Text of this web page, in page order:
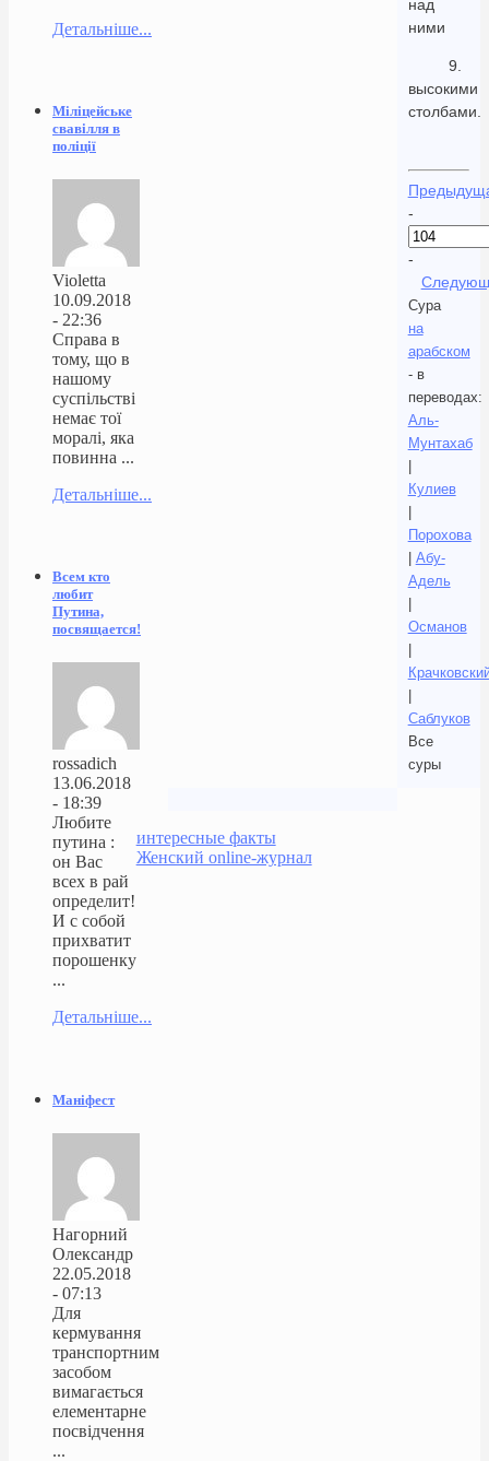
над
ними
9.
высокими
столбами.
-
-
Сура
на
арабском
- в
переводах:
Аль-
Мунтахаб
Кулиев
Порохова
Абу-
Адель
Османов
Саблуков
Все
суры
интересные факты
Женский online-журнал
Детальніше...
Міліцейське
свавілля в
поліції
Violetta
10.09.2018
- 22:36
Справа в
тому, що в
нашому
суспільстві
немає тої
моралі, яка
повинна ...
Детальніше...
Всем кто
любит
Путина,
посвящается!
rossadich
13.06.2018
- 18:39
Любите
путина :
он Вас
всех в рай
определит!
И с собой
прихватит
порошенку
...
Детальніше...
Маніфест
Нагорний
Олександр
22.05.2018
- 07:13
Для
кермування
транспортним
засобом
вимагається
елементарне
посвідчення
...